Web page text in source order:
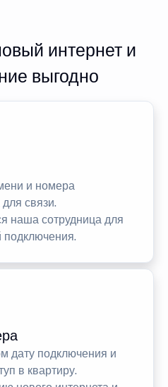
интернет и
выгодно
и номера
связи.
наша сотрудница для
подключения.
дату подключения и
в квартиру.